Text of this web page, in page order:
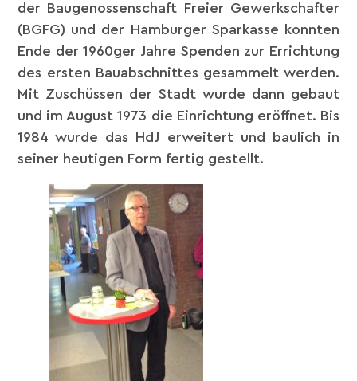
der Baugenossenschaft Freier Gewerkschafter
(BGFG) und der Hamburger Sparkasse konnten
Ende der 1960ger Jahre Spenden zur Errichtung
des ersten Bauabschnittes gesammelt werden.
Mit Zuschüssen der Stadt wurde dann gebaut
und im August 1973 die Einrichtung eröffnet. Bis
1984 wurde das HdJ erweitert und baulich in
seiner heutigen Form fertig gestellt.